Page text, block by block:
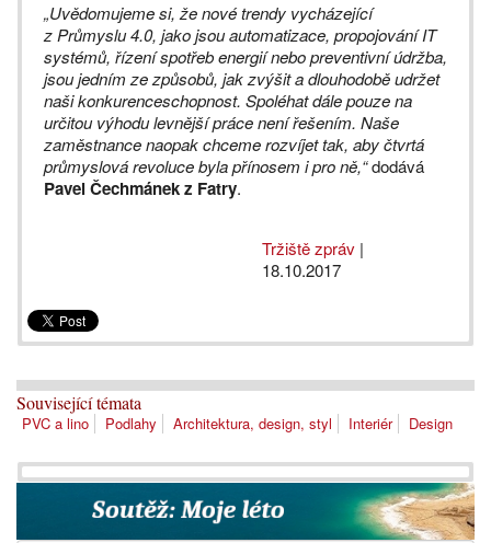
„Uvědomujeme si, že nové trendy vycházející
z Průmyslu 4.0, jako jsou automatizace, propojování IT
systémů, řízení spotřeb energií nebo preventivní údržba,
jsou jedním ze způsobů, jak zvýšit a dlouhodobě udržet
naši konkurenceschopnost. Spoléhat dále pouze na
určitou výhodu levnější práce není řešením. Naše
zaměstnance naopak chceme rozvíjet tak, aby čtvrtá
průmyslová revoluce byla přínosem i pro ně,“dodává
Pavel Čechmánek z Fatry.
Tržiště zpráv |
18.10.2017
Související témata
PVC a lino Podlahy Architektura, design, styl Interiér Design